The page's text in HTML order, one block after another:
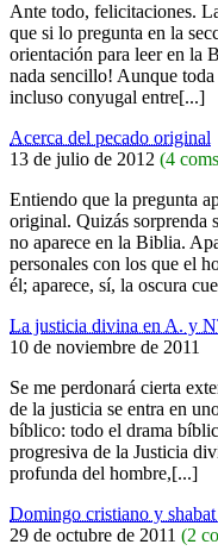
Ante todo, felicitaciones.
que si lo pregunta en la
orientación para leer en la
nada sencillo! Aunque
incluso conyugal entre[...]
Acerca del pecado original
13 de julio de 2012 (4
Entiendo que la pregunta
original. Quizás sorprenda
no aparece en la Biblia.
personales con los que el
él; aparece, sí, la oscura
La justicia divina en A. y
10 de noviembre de 2011
Se me perdonará cierta
de la justicia se entra en
bíblico: todo el drama
progresiva de la Justicia
profunda del hombre,[...]
Domingo cristiano y
29 de octubre de 2011 (2